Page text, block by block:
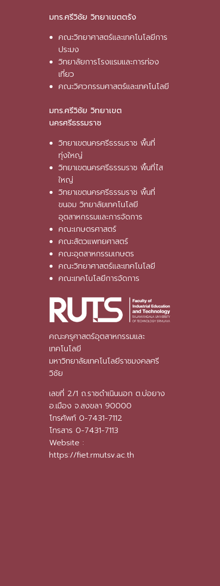
มทร.ศรีวิชัย วิทยาเขตตรัง
คณะวิทยาศาสตร์และเทคโนโลยีการ
ประมง
วิทยาลัยการโรงแรมและการท่อง
เที่ยว
คณะวิศวกรรมศาสตร์และเทคโนโลยี
มทร.ศรีวิชัย วิทยาเขต
นครศรีธรรมราช
วิทยาเขตนครศรีธรรมราช พื้นที่
ทุ่งใหญ่
วิทยาเขตนครศรีธรรมราช พื้นที่ไส
ใหญ่
วิทยาเขตนครศรีธรรมราช พื้นที่
ขนอม วิทยาลัยเทคโนโลยี
อุตสาหกรรมและการจัดการ
คณะเกษตรศาสตร์
คณะสัตวแพทยศาสตร์
คณะอุตสาหกรรมเกษตร
คณะวิทยาศาสตร์และเทคโนโลยี
คณะเทคโนโลยีการจัดการ
คณะครุศาสตร์อุตสาหกรรมและ
เทคโนโลยี
มหาวิทยาลัยเทคโนโลยีราชมงคลศรี
วิชัย
เลขที่ 2/1 ถ.ราชดำเนินนอก ต.บ่อยาง
อ.เมือง จ.สงขลา 90000
โทรศัพท์ 0-7431-7112
โทรสาร 0-7431-7113
Website :
https://fiet.rmutsv.ac.th